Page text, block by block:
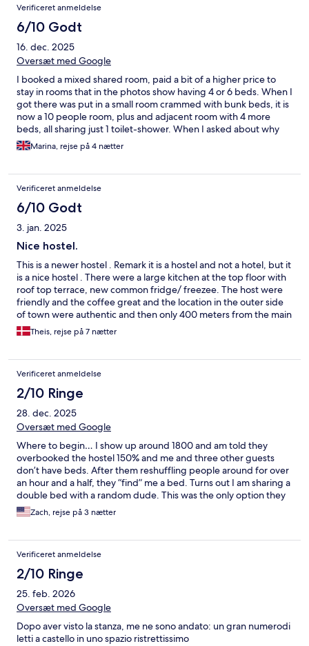
schnarchen gerne….
Verificeret anmeldelse
6/10 Godt
16. dec. 2025
Oversæt med Google
I booked a mixed shared room, paid a bit of a higher price to
stay in rooms that in the photos show having 4 or 6 beds. When I
got there was put in a small room crammed with bunk beds, it is
now a 10 people room, plus and adjacent room with 4 more
beds, all sharing just 1 toilet-shower. When I asked about why
the booking photo looks so different, was told that they couldn’t
do anything, and left me no option just to stay there. Mattress
to sleep properly. The kitchen and breakfast are good, there is a
little terrace too, the staff is very nice. The issue is the crowded
room, little or no storage space, and the toilets of course should
have more cleaning due to the amount of people and usage. It’s
a pity that they have crowded the rooms like that as it ruins a bit
the experience and it feels like they just want to make money
and forgot about hospitality, it also felt deceiving that they don’t
put a proper photo of how the room actually is.
Marina, rejse på 4 nætter
Verificeret anmeldelse
6/10 Godt
3. jan. 2025
Nice hostel.
This is a newer hostel . Remark it is a hostel and not a hotel, but it
is a nice hostel . There were a large kitchen at the top floor with
roof top terrace, new common fridge/ freezee. The host were
friendly and the coffee great and the location in the outer side
of town were authentic and then only 400 meters from the main
street. For direction ask for police station and then head 1 block
east then it is right up a side street on a corner . The average
drunk teens. This is africa and the population are friendly and
you must know there is alot going on on the streets at night,
children playing, adults lostening to loud music etc but I had no
problem sleeping at all. Common showers and toilets, two on
each floor
Theis, rejse på 7 nætter
Verificeret anmeldelse
2/10 Ringe
28. dec. 2025
Oversæt med Google
Where to begin… I show up around 1800 and am told they
overbooked the hostel 150% and me and three other guests
don’t have beds. After them reshuffling people around for over
an hour and a half, they “find” me a bed. Turns out I am sharing a
double bed with a random dude. This was the only option they
could provide me. But they promised I would get a bed the
next night. So I sucked it up and slept next to this strange man.
new bed. Guess what? No beds available still. They want me to
share the bed again. After throwing a fit, they “find” me a new
place 100m away. I don’t even think this is part of the hostel, just
the worker’s personal house. What is wrong with this place?
How does it have 4.6 stars on google???? Cheapest place in
Santa Maria, but not worth it. Better off getting a blanket and
Zach, rejse på 3 nætter
Verificeret anmeldelse
2/10 Ringe
25. feb. 2026
Oversæt med Google
Dopo aver visto la stanza, me ne sono andato: un gran numerodi
letti a castello in uno spazio ristrettissimo